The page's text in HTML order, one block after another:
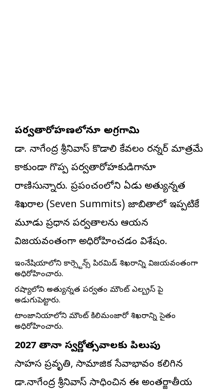
పర్వతారోహణలోనూ అగ్రగామి
డా. నాగేంద్ర శ్రీనివాస్ కొడాలి కేవలం రన్నర్ మాత్రమే
కాకుండా గొప్ప పర్వతారోహకుడిగానూ
రాణిస్తున్నారు. ప్రపంచంలోని ఏడు అత్యున్నత
శిఖరాల (Seven Summits) జాబితాలో ఇప్పటికే
మూడు ప్రధాన పర్వతాలను ఆయన
విజయవంతంగా అధిరోహించడం విశేషం.
ఇండోనేషియాలోని కార్స్టెన్స్ పిరమిడ్ శిఖరాన్ని విజయవంతంగా
అధిరోహించారు.
రష్యాలోని అత్యున్నత పర్వతం మౌంట్ ఎల్బ్రస్ పై
అడుగుపెట్టారు.
టాంజానియాలోని మౌంట్ కిలిమంజారో శిఖరాన్ని సైతం
అధిరోహించారు.
2027 తానా స్వర్ణోత్సవాలకు పిలుపు
సాహస ప్రవృత్తి, సామాజిక సేవాభావం కలిగిన
డా.నాగేంద్ర శ్రీనివాస్ సాధించిన ఈ అంతర్జాతీయ